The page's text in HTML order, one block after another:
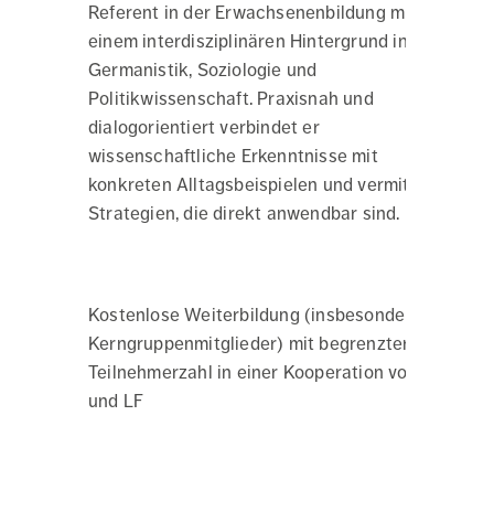
Referent in der Erwachsenenbildung mit
einem interdisziplinären Hintergrund in
Germanistik, Soziologie und
Politikwissenschaft. Praxisnah und
dialogorientiert verbindet er
wissenschaftliche Erkenntnisse mit
konkreten Alltagsbeispielen und vermittelt
Strategien, die direkt anwendbar sind.
Kostenlose Weiterbildung (insbesondere für
Kerngruppenmitglieder) mit begrenzter
Teilnehmerzahl in einer Kooperation von VHS
und LF